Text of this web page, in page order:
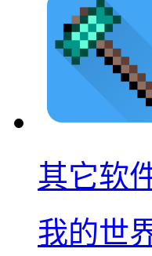
其它软
我的世